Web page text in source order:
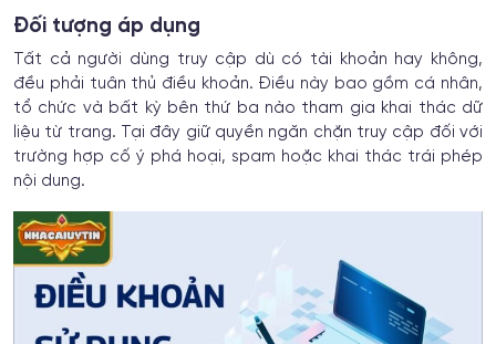
Đối tượng áp dụng
Tất cả người dùng truy cập dù có tài khoản hay không,
đều phải tuân thủ điều khoản. Điều này bao gồm cá nhân,
tổ chức và bất kỳ bên thứ ba nào tham gia khai thác dữ
liệu từ trang. Tại đây giữ quyền ngăn chặn truy cập đối với
trường hợp cố ý phá hoại, spam hoặc khai thác trái phép
nội dung.